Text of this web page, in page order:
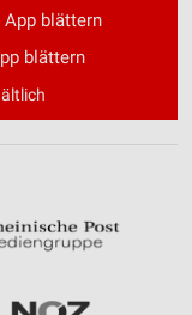
blättern
blättern